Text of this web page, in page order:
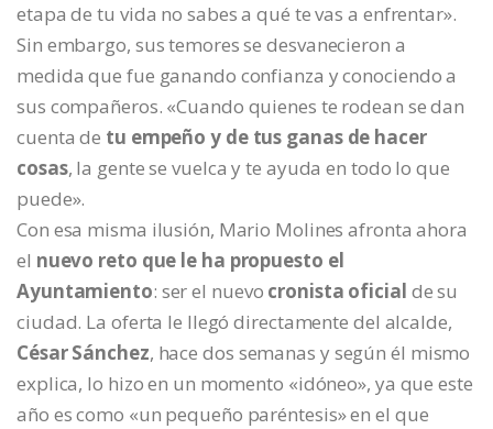
etapa de tu vida no sabes a qué te vas a enfrentar».
Sin embargo, sus temores se desvanecieron a
medida que fue ganando confianza y conociendo a
sus compañeros. «Cuando quienes te rodean se dan
cuenta de tu empeño y de tus ganas de hacer
cosas, la gente se vuelca y te ayuda en todo lo que
puede».
Con esa misma ilusión, Mario Molines afronta ahora
el nuevo reto que le ha propuesto el
Ayuntamiento: ser el nuevo cronista oficial de su
ciudad. La oferta le llegó directamente del alcalde,
César Sánchez, hace dos semanas y según él mismo
explica, lo hizo en un momento «idóneo», ya que este
año es como «un pequeño paréntesis» en el que